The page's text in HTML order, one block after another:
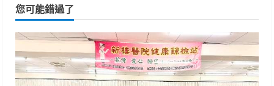
您可能錯過了